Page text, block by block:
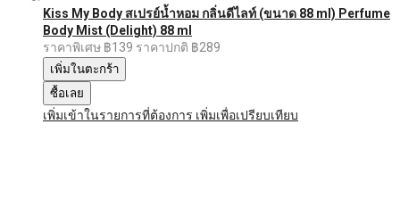
Kiss My Body สเปรย์น้ำหอม กลิ่นดีไลท์ (ขนาด 88 ml) Perfume
Body Mist (Delight) 88 ml
ราคาพิเศษ ฿139 ราคาปกติ ฿289
เพิ่มในตะกร้า
ซื้อเลย
เพิ่มเข้าในรายการที่ต้องการ เพิ่มเพื่อเปรียบเทียบ